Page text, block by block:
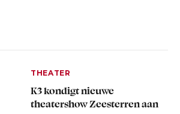
THEATER
K3 kondigt nieuwe
theatershow Zeesterren aan